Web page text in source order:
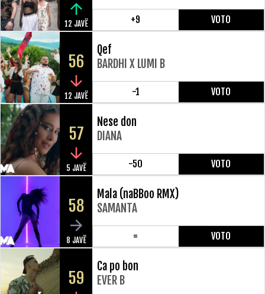
12 JAVË +9 VOTO
56
12 JAVË
Qef
BARDHI X LUMI B
-1 VOTO
57
5 JAVË
Nese don
DIANA
-50 VOTO
58
8 JAVË
Mala (naBBoo RMX)
SAMANTA
= VOTO
59
Ca po bon
EVER B